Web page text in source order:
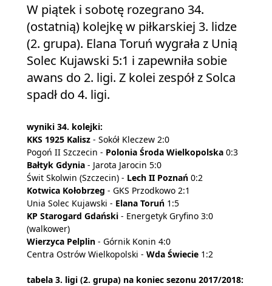
W piątek i sobotę rozegrano 34.
(ostatnią) kolejkę w piłkarskiej 3. lidze
(2. grupa). Elana Toruń wygrała z Unią
Solec Kujawski 5:1 i zapewniła sobie
awans do 2. ligi. Z kolei zespół z Solca
spadł do 4. ligi.
wyniki 34. kolejki:
KKS 1925 Kalisz - Sokół Kleczew 2:0
Pogoń II Szczecin - Polonia Środa Wielkopolska 0:3
Bałtyk Gdynia - Jarota Jarocin 5:0
Świt Skolwin (Szczecin) - Lech II Poznań 0:2
Kotwica Kołobrzeg - GKS Przodkowo 2:1
Unia Solec Kujawski - Elana Toruń 1:5
KP Starogard Gdański - Energetyk Gryfino 3:0
(walkower)
Wierzyca Pelplin - Górnik Konin 4:0
Centra Ostrów Wielkopolski - Wda Świecie 1:2
tabela 3. ligi (2. grupa) na koniec sezonu 2017/2018: